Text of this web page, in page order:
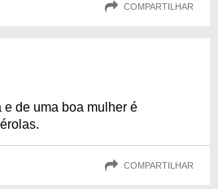
COMPARTILHAR
e de uma boa mulher é
COMPARTILHAR